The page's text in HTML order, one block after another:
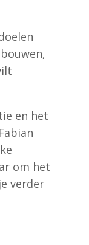
en het
om het
verder